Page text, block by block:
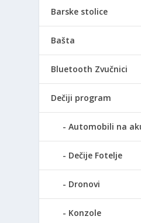
Barske stolice
Bašta
Bluetooth Zvučnici
Dečiji program
Automobili na
Dečije Fotelje
Dronovi
Konzole